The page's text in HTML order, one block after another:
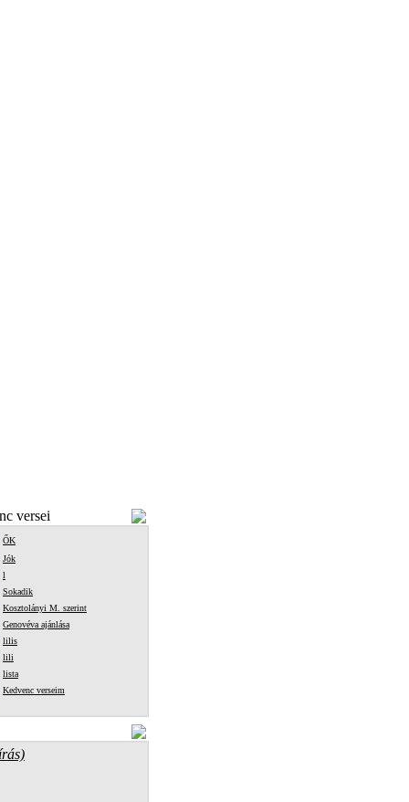
versei
ŐK
Jók
l
Sokadik
Kosztolányi M. szerint
Genovéva ajánlása
lilis
lili
lista
Kedvenc verseim